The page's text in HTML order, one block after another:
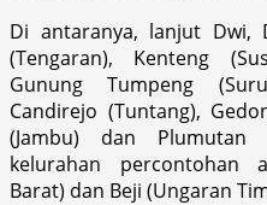
Di antaranya, lanjut Dwi,
(Tengaran), Kenteng
Gunung Tumpeng
Candirejo (Tuntang),
(Jambu) dan Plumutan
kelurahan percontohan
Barat) dan Beji (Ungaran